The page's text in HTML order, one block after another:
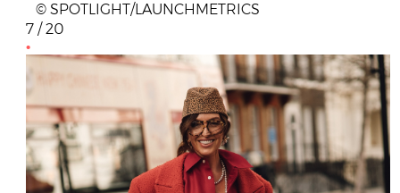
© SPOTLIGHT/LAUNCHMETRICS
7 / 20